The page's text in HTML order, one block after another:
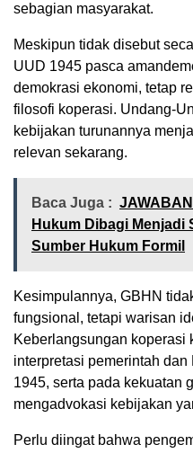
sebagian masyarakat.
Meskipun tidak disebut
UUD 1945 pasca
demokrasi ekonomi, tetap
filosofi koperasi. Undang-
kebijakan turunannya
relevan sekarang.
Baca Juga :
Hukum Dibagi Menjadi
Sumber Hukum Formil
Kesimpulannya, GBHN
fungsional, tetapi warisan
Keberlangsungan koperasi
interpretasi pemerintah
1945, serta pada kekuatan
mengadvokasi kebijakan
Perlu diingat bahwa